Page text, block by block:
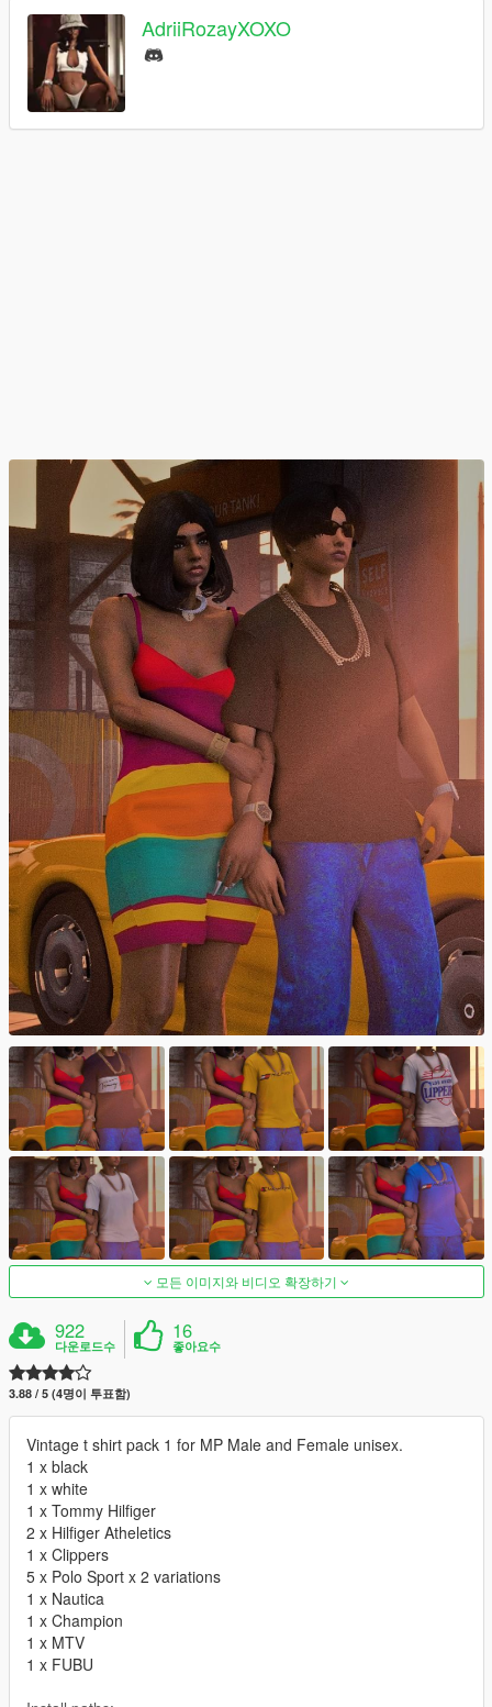
AdriiRozayXOXO
모든 이미지와 비디오 확장하기
922
다운로드수
16
좋아요수
3.88 / 5 (4명이 투표함)
Vintage t shirt pack 1 for MP Male and Female unisex.
1 x black
1 x white
1 x Tommy Hilfiger
2 x Hilfiger Atheletics
1 x Clippers
5 x Polo Sport x 2 variations
1 x Nautica
1 x Champion
1 x MTV
1 x FUBU